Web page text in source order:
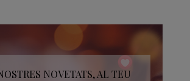
NOVETATS, AL TEU